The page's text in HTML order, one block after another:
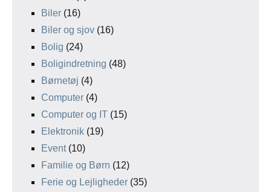
Biler (16)
Biler og sjov (16)
Bolig (24)
Boligindretning (48)
Børnetøj (4)
Computer (4)
Computer og IT (15)
Elektronik (19)
Event(10)
Familie og Børn (12)
Ferie og Lejligheder (35)